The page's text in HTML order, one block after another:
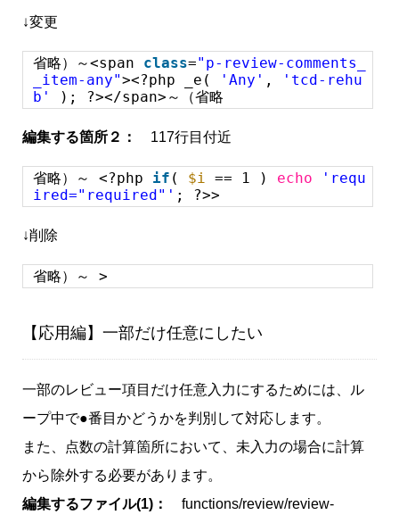
↓変更
省略）～<span class="p-review-comments_
_item-any"><?php _e( 'Any' ,
'tcd-rehu
b'
); ?></span>～（省略
編集する箇所２： 117行目付近
省略）～ <?php if ( $i == 1 ) echo
'requ
ired="required"' ; ?>>
↓削除
省略）～ >
【応用編】一部だけ任意にしたい
一部のレビュー項目だけ任意入力にするためには、ル
ープ中で●番目かどうかを判別して対応します。
また、点数の計算箇所において、未入力の場合に計算
から除外する必要があります。
編集するファイル(1)：
functions/review/review-